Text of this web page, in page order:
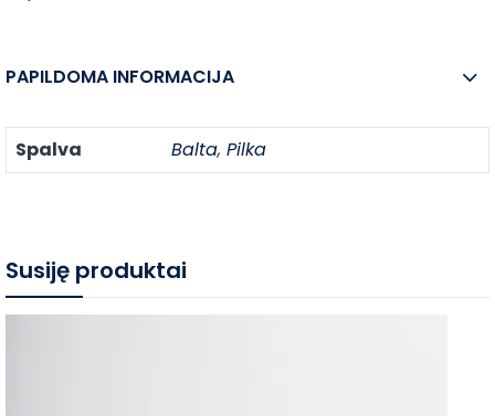
PAPILDOMA INFORMACIJA
Spalva Balta, Pilka
Susiję produktai